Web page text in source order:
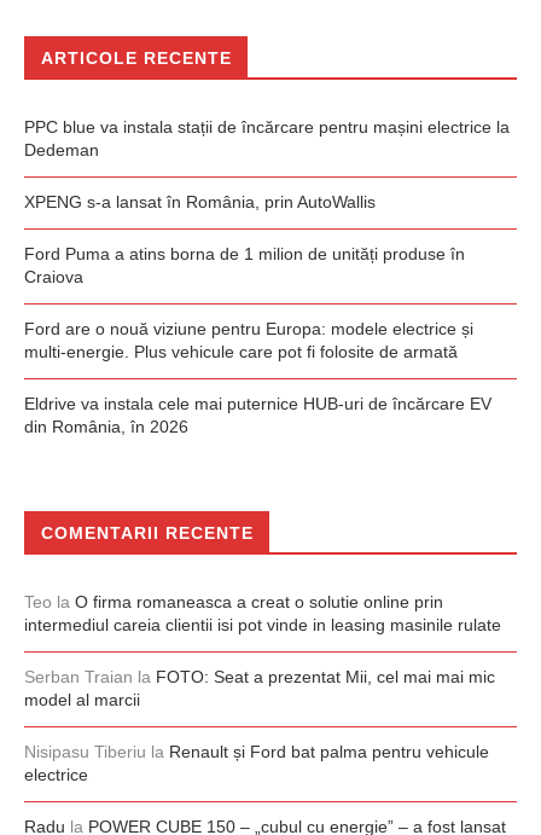
ARTICOLE RECENTE
PPC blue va instala stații de încărcare pentru mașini electrice la
Dedeman
XPENG s-a lansat în România, prin AutoWallis
Ford Puma a atins borna de 1 milion de unități produse în
Craiova
Ford are o nouă viziune pentru Europa: modele electrice și
multi-energie. Plus vehicule care pot fi folosite de armată
Eldrive va instala cele mai puternice HUB-uri de încărcare EV
din România, în 2026
COMENTARII RECENTE
Teo la O firma romaneasca a creat o solutie online prin
intermediul careia clientii isi pot vinde in leasing masinile rulate
Serban Traian la FOTO: Seat a prezentat Mii, cel mai mai mic
model al marcii
Nisipasu Tiberiu la Renault și Ford bat palma pentru vehicule
electrice
Radu la POWER CUBE 150 – „cubul cu energie” – a fost lansat